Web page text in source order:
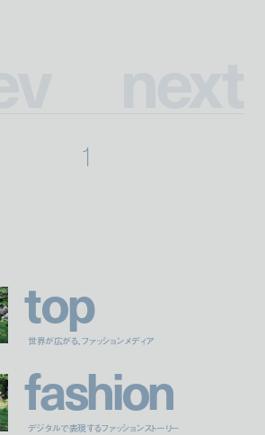
1
top
世界が広がる、ファッションメディア
fashion
デジタルで表現するファッションストーリー